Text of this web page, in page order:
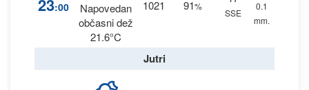
23:00
Napovedan
občasni dež
21.6°C
1021 91%
SSE
0.1
mm.
Jutri